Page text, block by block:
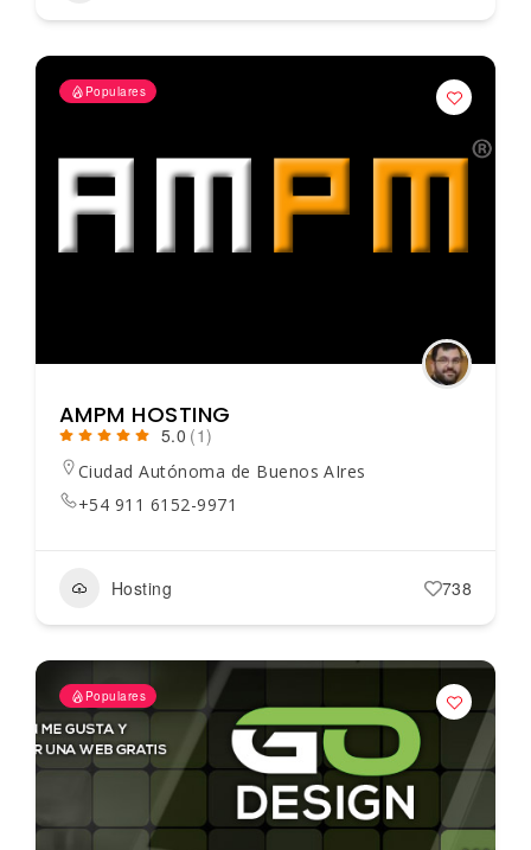
Populares
AMPM HOSTING
5.0 (1)
Ciudad Autónoma de Buenos AIres
+54 911 6152-9971
Hosting 738
Populares